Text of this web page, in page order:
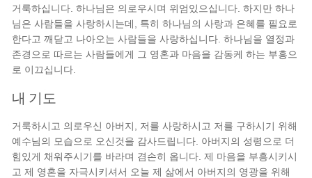
거룩하십니다. 하나님은 의로우시며 위엄있으십니다. 하지만 하나
님은 사람들을 사랑하시는데, 특히 하나님의 사랑과 은혜를 필요로
한다고 깨닫고 나아오는 사람들을 사랑하십니다. 하나님을 열정과
존경으로 따르는 사람들에게 그 영혼과 마음을 감동케 하는 부흥으
로 이끄십니다.
내 기도
거룩하시고 의로우신 아버지, 저를 사랑하시고 저를 구하시기 위해
예수님의 모습으로 오신것을 감사드립니다. 아버지의 성령으로 더
힘있게 채워주시기를 바라며 겸손히 옵니다. 제 마음을 부흥시키시
고 제 영혼을 자극시키셔서 오늘 제 삶에서 아버지의 영광을 위해